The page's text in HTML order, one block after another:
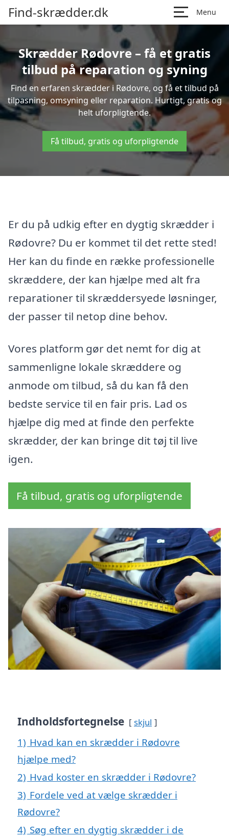
Find-skrædder.dk Menu
Skrædder Rødovre – få et gratis
tilbud på reparation og syning
Find en erfaren skrædder i Rødovre, og få et tilbud på
tilpasning, omsyning eller reparation. Hurtigt, gratis og
helt uforpligtende.
Få tilbud, gratis og uforpligtende
Er du på udkig efter en dygtig skrædder i
Rødovre? Du er kommet til det rette sted!
Her kan du finde en række professionelle
skræddere, der kan hjælpe med alt fra
reparationer til skræddersyede løsninger,
der passer til netop dine behov.
Vores platform gør det nemt for dig at
sammenligne lokale skræddere og
anmode om tilbud, så du kan få den
bedste service til en fair pris. Lad os
hjælpe dig med at finde den perfekte
skrædder, der kan bringe dit tøj til live
igen.
Få tilbud, gratis og uforpligtende
Indholdsfortegnelse skjul
1) Hvad kan en skrædder i Rødovre
hjælpe med?
2) Hvad koster en skrædder i Rødovre?
3) Fordele ved at vælge skrædder i
Rødovre?
4) Søg efter en dygtig skrædder i de